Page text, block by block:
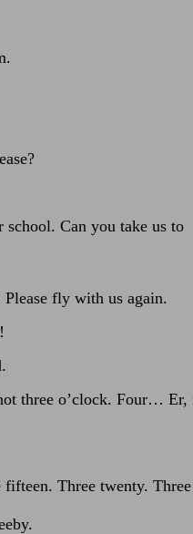
Can you take us to
fly with us again.
three o’clock. Four… Er,
Three twenty. Three